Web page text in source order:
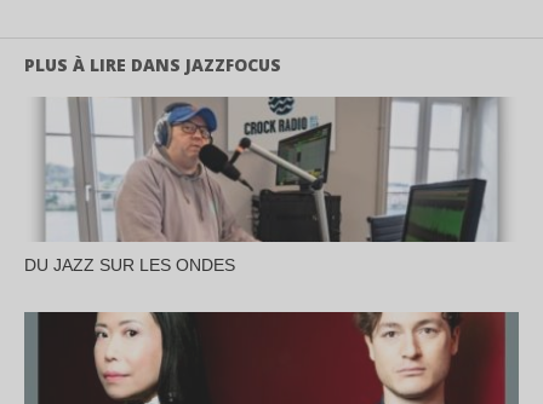
PLUS À LIRE DANS JAZZFOCUS
DU JAZZ SUR LES ONDES